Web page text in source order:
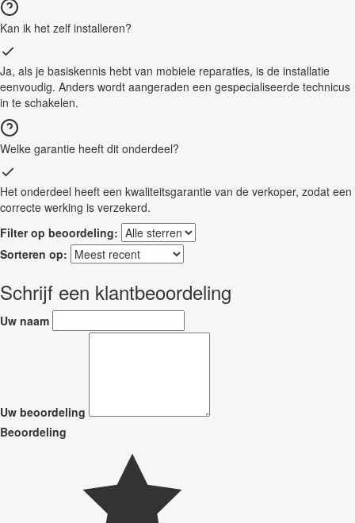
Kan ik het zelf installeren?
Ja, als je basiskennis hebt van mobiele reparaties, is de installatie
eenvoudig. Anders wordt aangeraden een gespecialiseerde technicus
in te schakelen.
Welke garantie heeft dit onderdeel?
Het onderdeel heeft een kwaliteitsgarantie van de verkoper, zodat een
correcte werking is verzekerd.
Filter op beoordeling:
Sorteren op:
Schrijf een klantbeoordeling
Uw naam
Uw beoordeling
Beoordeling